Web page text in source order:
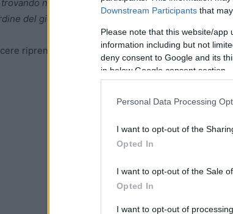
Downstream Participants that
Please note that this website/
information including but not
deny consent to Google and its
in below Google consent section.
Personal Data Processing
I want to opt-out of the
Opted In
I want to opt-out of the Sale
Opted In
I want to opt-out of
nulla ma gettando tutto all’aria. Ormai tra
del giorno”.
riprendono l’orario del tentato colpo, quando